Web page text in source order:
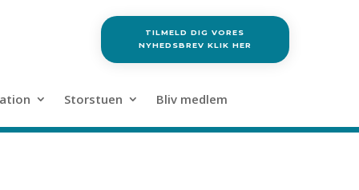
TILMELD DIG VORES
NYHEDSBREV KLIK HER
Storstuen Bliv medlem